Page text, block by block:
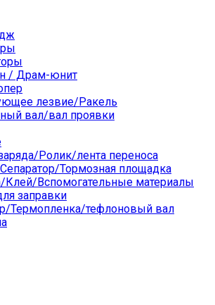
/ Драм-юнит
лезвие/Ракель
вал/вал проявки
Ролик/лента переноса
Тормозная площадка
Клей/Вспомогательные материалы
заправки
Термопленка/тефлоновый вал